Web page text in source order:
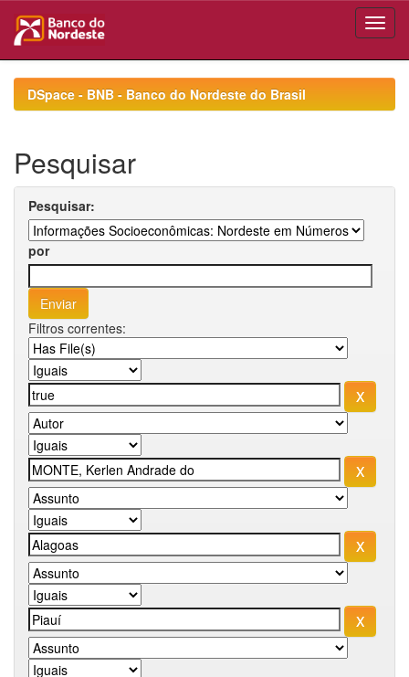
navigationDSpace - BNB - Banco do Nordeste do Brasil
Pesquisar
Pesquisar:
por
Filtros correntes: